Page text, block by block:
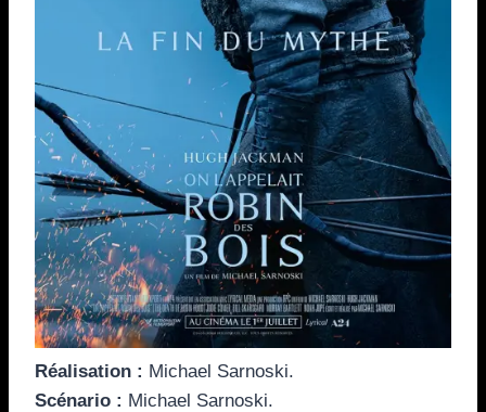
Réalisation : Michael Sarnoski.
Scénario : Michael Sarnoski.